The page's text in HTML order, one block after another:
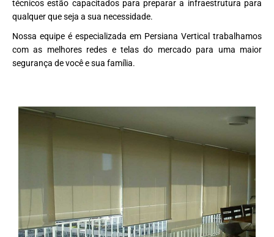
técnicos estão capacitados para preparar a infraestrutura para
qualquer que seja a sua necessidade.
Nossa equipe é especializada em Persiana Vertical trabalhamos
com as melhores redes e telas do mercado para uma maior
segurança de você e sua família.